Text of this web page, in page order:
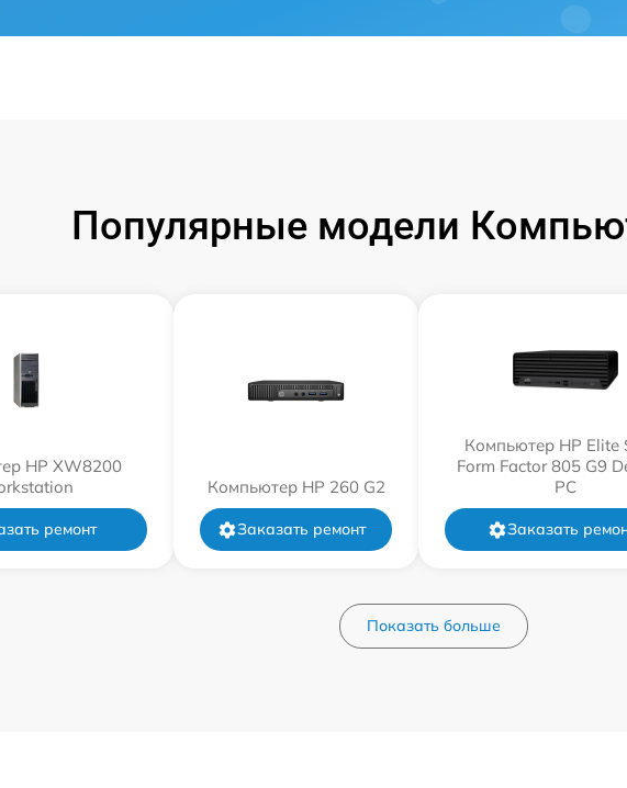
Популярные модели
HP XW8200
ремонт
Компьютер HP 260 G2
Заказать ремонт
Компьютер HP Elite
Form Factor 805 G9
PC
Заказать
Показать больше